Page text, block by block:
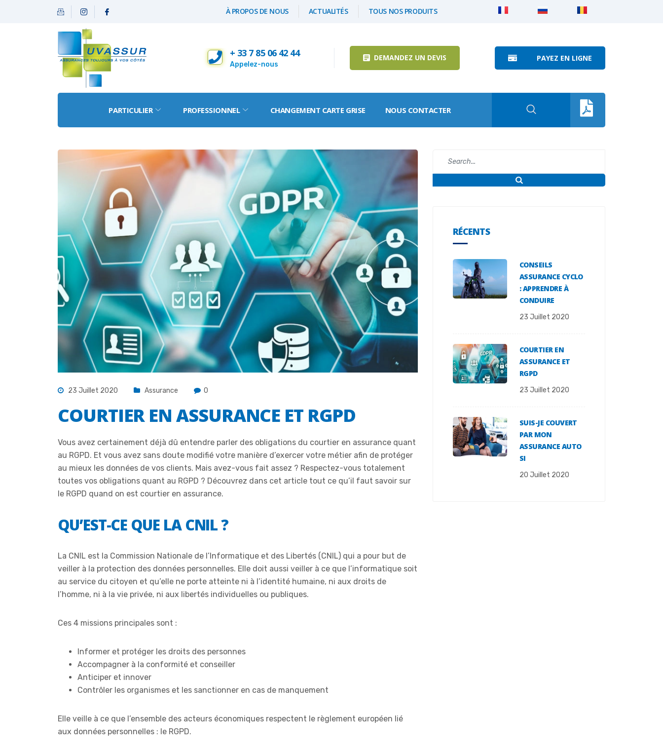
À PROPOS DE NOUS ACTUALITÉS TOUS NOS PRODUITS
+ 33 7 85 06 42 44
Appelez-nous
DEMANDEZ UN DEVIS PAYEZ EN LIGNE
PARTICULIER PROFESSIONNEL CHANGEMENT CARTE GRISE NOUS CONTACTER
23 Juillet 2020 Assurance 0
COURTIER EN ASSURANCE ET RGPD
Vous avez certainement déjà dû entendre parler des obligations du courtier en assurance quant
au RGPD. Et vous avez sans doute modifié votre manière d’exercer votre métier afin de protéger
au mieux les données de vos clients. Mais avez-vous fait assez ? Respectez-vous totalement
toutes vos obligations quant au RGPD ? Découvrez dans cet article tout ce qu’il faut savoir sur
le RGPD quand on est courtier en assurance.
QU’EST-CE QUE LA CNIL ?
La CNIL est la Commission Nationale de l’Informatique et des Libertés (CNIL) qui a pour but de
veiller à la protection des données personnelles. Elle doit aussi veiller à ce que l’informatique soit
au service du citoyen et qu’elle ne porte atteinte ni à l’identité humaine, ni aux droits de
l’homme, ni à la vie privée, ni aux libertés individuelles ou publiques.
Ces 4 missions principales sont :
Informer et protéger les droits des personnes
Accompagner à la conformité et conseiller
Anticiper et innover
Contrôler les organismes et les sanctionner en cas de manquement
Elle veille à ce que l’ensemble des acteurs économiques respectent le règlement européen lié
aux données personnelles : le RGPD.
RÉCENTS
CONSEILS
ASSURANCE CYCLO
: APPRENDRE À
CONDUIRE
23 Juillet 2020
COURTIER EN
ASSURANCE ET
RGPD
23 Juillet 2020
SUIS-JE COUVERT
PAR MON
ASSURANCE AUTO
SI
20 Juillet 2020